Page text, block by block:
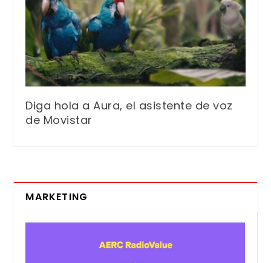
Diga hola a Aura, el asistente de voz
de Movistar
MARKETING